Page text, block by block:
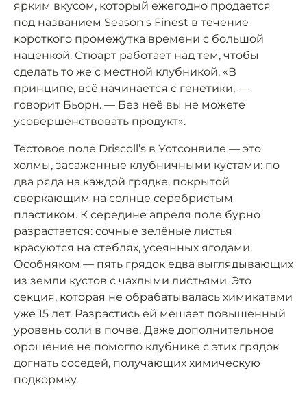
ярким вкусом, который ежегодно продается
под названием Season's Finest в течение
короткого промежутка времени с большой
наценкой. Стюарт работает над тем, чтобы
сделать то же с местной клубникой. «В
принципе, всё начинается с генетики, —
говорит Бьорн. — Без неё вы не можете
усовершенствовать продукт».
Тестовое поле Driscoll’s в Уотсонвиле — это
холмы, засаженные клубничными кустами: по
два ряда на каждой грядке, покрытой
сверкающим на солнце серебристым
пластиком. К середине апреля поле бурно
разрастается: сочные зелёные листья
красуются на стеблях, усеянных ягодами.
Особняком — пять грядок едва выглядывающих
из земли кустов с чахлыми листьями. Это
секция, которая не обрабатывалась химикатами
уже 15 лет. Разрастись ей мешает повышенный
уровень соли в почве. Даже дополнительное
орошение не помогло клубнике с этих грядок
догнать соседей, получающих химическую
подкормку.